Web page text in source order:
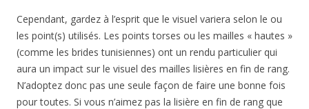
Cependant, gardez à l’esprit que le visuel variera selon le ou
les point(s) utilisés. Les points torses ou les mailles « hautes »
(comme les brides tunisiennes) ont un rendu particulier qui
aura un impact sur le visuel des mailles lisières en fin de rang.
N’adoptez donc pas une seule façon de faire une bonne fois
pour toutes. Si vous n’aimez pas la lisière en fin de rang que